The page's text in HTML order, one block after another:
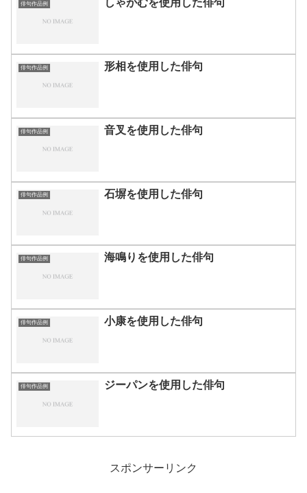
俳句作品例
俳句作品例 形相を使用した俳句
俳句作品例 音叉を使用した俳句
俳句作品例 石塀を使用した俳句
俳句作品例 海鳴りを使用した俳句
俳句作品例 小康を使用した俳句
俳句作品例 ジーパンを使用した俳句
スポンサーリンク